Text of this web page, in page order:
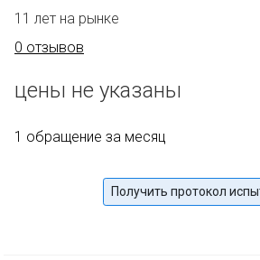
11 лет на рынке
0 отзывов
цены не указаны
1 обращение за месяц
Получить протокол